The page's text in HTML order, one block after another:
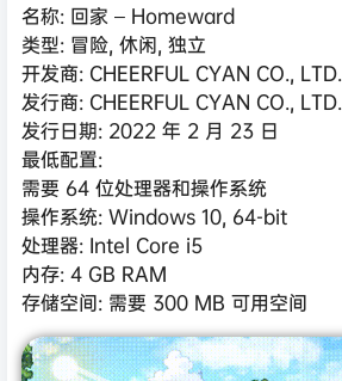
名称: 回家 – Homeward
类型: 冒险, 休闲, 独立
开发商: CHEERFUL CYAN CO., LTD.
发行商: CHEERFUL CYAN CO., LTD.
发行日期: 2022 年 2 月 23 日
最低配置:
需要 64 位处理器和操作系统
操作系统: Windows 10, 64-bit
处理器: Intel Core i5
内存: 4 GB RAM
存储空间: 需要 300 MB 可用空间